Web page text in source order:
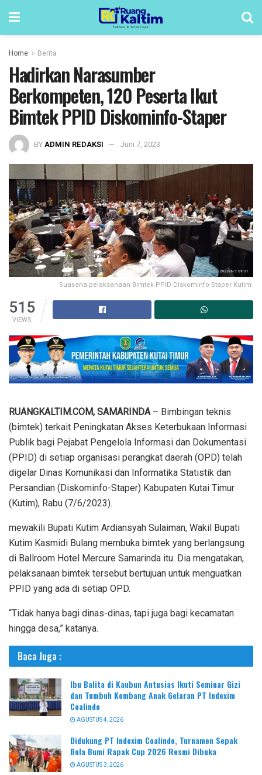
Home Berita
Hadirkan Narasumber
Berkompeten, 120 Peserta Ikut
Bimtek PPID Diskominfo-Staper
BYADMIN REDAKSI Juni 7, 2023
Suasana pelaksanaan Bimtek PPID Diskominfo-Staper Kutim.
515
VIEWS
RUANGKALTIM.COM, SAMARINDA – Bimbingan teknis
(bimtek) terkait Peningkatan Akses Keterbukaan Informasi
Publik bagi Pejabat Pengelola Informasi dan Dokumentasi
(PPID) di setiap organisasi perangkat daerah (OPD) telah
digelar Dinas Komunikasi dan Informatika Statistik dan
Persandian (Diskominfo-Staper) Kabupaten Kutai Timur
(Kutim), Rabu (7/6/2023).
mewakili Bupati Kutim Ardiansyah Sulaiman, Wakil Bupati
Kutim Kasmidi Bulang membuka bimtek yang berlangsung
di Ballroom Hotel Mercure Samarinda itu. Dia mengatakan,
pelaksanaan bimtek tersebut bertujuan untuk menguatkan
PPID yang ada di setiap OPD.
“Tidak hanya bagi dinas-dinas, tapi juga bagi kecamatan
hingga desa,” katanya.
Baca Juga :
Ibu Balita di Kaubun Antusias Ikuti Seminar Gizi
dan Tumbuh Kembang Anak Gelaran PT Indexim
Coalindo
AGUSTUS 4, 2026
Didukung PT Indexim Coalindo, Turnamen Sepak
Bola Bumi Rapak Cup 2026 Resmi Dibuka
AGUSTUS 3, 2026